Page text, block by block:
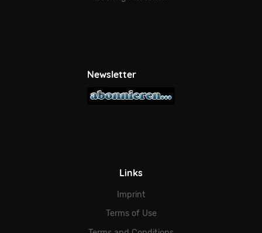
Newsletter
Links
Imprint
Terms of Use